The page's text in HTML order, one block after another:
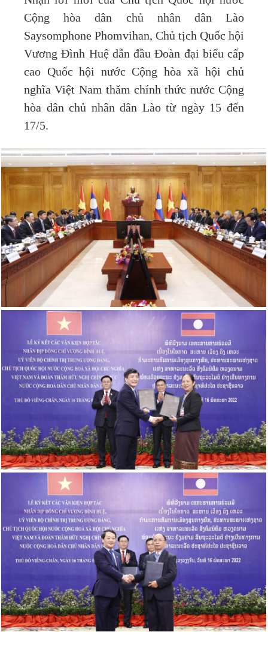
Cộng hòa dân chủ nhân dân Lào
Saysomphone Phomvihan, Chủ tịch Quốc hội
Vương Đình Huệ dẫn đầu Đoàn đại biểu cấp
cao Quốc hội nước Cộng hòa xã hội chủ
nghĩa Việt Nam thăm chính thức nước Cộng
hòa dân chủ nhân dân Lào từ ngày 15 đến
17/5.